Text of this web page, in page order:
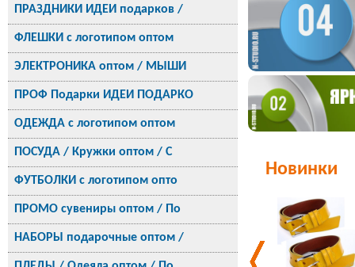
ПРАЗДНИКИ ИДЕИ подарков /
ФЛЕШКИ с логотипом оптом
ЭЛЕКТРОНИКА оптом / МЫШИ
ПРОФ Подарки ИДЕИ ПОДАРКО
ОДЕЖДА с логотипом оптом
ПОСУДА / Кружки оптом / С
ФУТБОЛКИ с логотипом опто
ПРОМО сувениры оптом / По
НАБОРЫ подарочные оптом /
Новинки